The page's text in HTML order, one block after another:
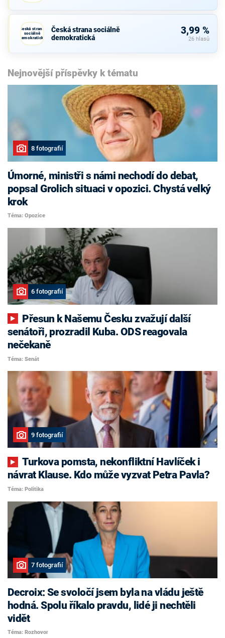
Česká strana
sociálně
demokratická
Česká strana sociálně
demokratická
3,99 %
26 hlasů
Nejnovější příspěvky k tématu
8 fotografií
Úmorné, ministři s námi nechodí do debat,
popsal Grolich situaci v opozici. Chystá velký
krok
Téma: Opozice
6 fotografií
senátoři, prozradil Kuba. ODS reagovala
nečekaně
Téma: Senát
9 fotografií
Turkova pomsta, nekonfliktní Havlíček i
návrat Klause. Kdo může vyzvat Petra Pavla?
Téma: Politika
7 fotografií
Decroix: Se svoločí jsem byla na vládu ještě
hodná. Spolu říkalo pravdu, lidé ji nechtěli
vidět
Téma: Rozhovor